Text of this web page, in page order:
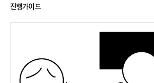
진행가이드